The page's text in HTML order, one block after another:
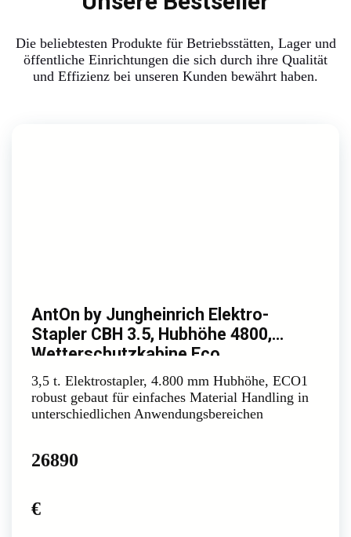
Die beliebtesten Produkte für Betriebsstätten, Lager und
öffentliche Einrichtungen die sich durch ihre Qualität
und Effizienz bei unseren Kunden bewährt haben.
AntOn by Jungheinrich Elektro-
Stapler CBH 3.5, Hubhöhe 4800,
Wetterschutzkabine Eco
3,5 t. Elektrostapler, 4.800 mm Hubhöhe, ECO1
robust gebaut für einfaches Material Handling in
unterschiedlichen Anwendungsbereichen
26890
€